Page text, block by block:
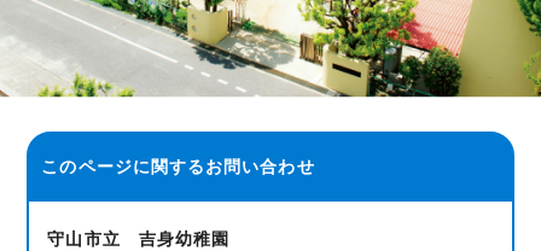
このページに関するお問い合わせ
守山市立 吉身幼稚園